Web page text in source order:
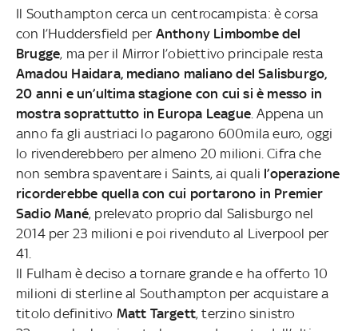
Il Southampton cerca un centrocampista: è corsa
con l’Huddersfield per Anthony Limbombe del
Brugge, ma per il Mirror l’obiettivo principale resta
Amadou Haidara, mediano maliano del Salisburgo,
20 anni e un’ultima stagione con cui si è messo in
mostra soprattutto in Europa League. Appena un
anno fa gli austriaci lo pagarono 600mila euro, oggi
lo rivenderebbero per almeno 20 milioni. Cifra che
non sembra spaventare i Saints, ai quali l’operazione
ricorderebbe quella con cui portarono in Premier
Sadio Mané, prelevato proprio dal Salisburgo nel
2014 per 23 milioni e poi rivenduto al Liverpool per
41.
Il Fulham è deciso a tornare grande e ha offerto 10
milioni di sterline al Southampton per acquistare a
titolo definitivo Matt Targett, terzino sinistro